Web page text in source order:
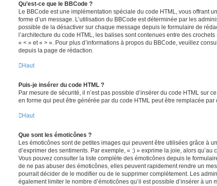
Qu’est-ce que le BBCode ?
Le BBCode est une implémentation spéciale du code HTML, vous offrant
forme d’un message. L’utilisation du BBCode est déterminée par les
possible de la désactiver sur chaque message depuis le formulaire de
l’architecture du code HTML, les balises sont contenues entre des
« < » et « > ». Pour plus d’informations à propos du BBCode, veuillez
depuis la page de rédaction.
Haut
Puis-je insérer du code HTML ?
Par mesure de sécurité, il n’est pas possible d’insérer du code HTML sur
en forme qui peut être générée par du code HTML peut être remplacée par
Haut
Que sont les émoticônes ?
Les émoticônes sont de petites images qui peuvent être utilisées grâce à
d’exprimer des sentiments. Par exemple, « :) » exprime la joie, alors qu’au
Vous pouvez consulter la liste complète des émoticônes depuis le
de ne pas abuser des émoticônes, elles peuvent rapidement rendre un
pourrait décider de le modifier ou de le supprimer complètement. Les
également limiter le nombre d’émoticônes qu’il est possible d’insérer à un